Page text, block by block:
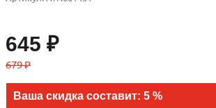
645 ₽
679 ₽
Ваша скидка составит: 5 %